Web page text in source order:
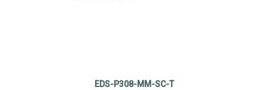
EDS-P308-MM-SC-T